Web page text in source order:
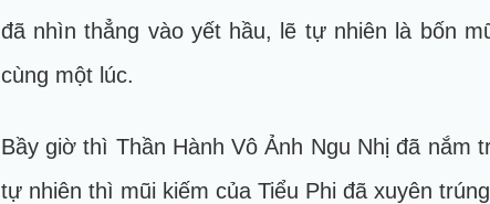
đã nhìn thẳng vào yết hầu, lẽ tự nhiên là bốn
cùng một lúc.
Bầy giờ thì Thần Hành Vô Ảnh Ngu Nhị đã nắm
tự nhiên thì mũi kiếm của Tiểu Phi đã xuyên